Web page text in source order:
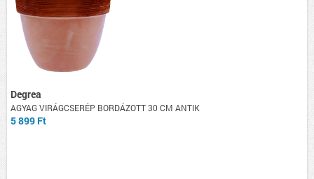
Degrea
AGYAG VIRÁGCSERÉP BORDÁZOTT 30 CM ANTIK
5 899 Ft